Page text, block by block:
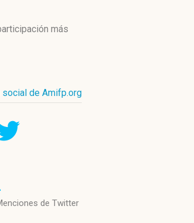
más
de Amifp.org
de Twitter